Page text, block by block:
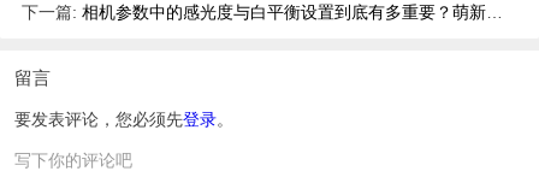
下一篇: 相机参数中的感光度与白平衡设置到底有多重要？萌新摄影指南！
留言
要发表评论，您必须先登录。
写下你的评论吧